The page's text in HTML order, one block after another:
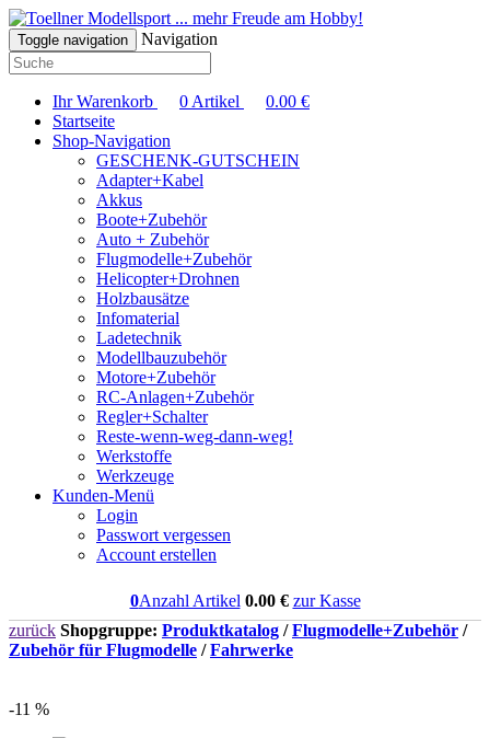
... mehr Freude am Hobby!
Toggle navigation Navigation
Ihr Warenkorb 0 Artikel 0.00 €
Startseite
Shop-Navigation
GESCHENK-GUTSCHEIN
Adapter+Kabel
Akkus
Boote+Zubehör
Auto + Zubehör
Flugmodelle+Zubehör
Helicopter+Drohnen
Holzbausätze
Infomaterial
Ladetechnik
Modellbauzubehör
Motore+Zubehör
RC-Anlagen+Zubehör
Regler+Schalter
Reste-wenn-weg-dann-weg!
Werkstoffe
Werkzeuge
Kunden-Menü
Login
Passwort vergessen
Account erstellen
0Anzahl Artikel 0.00€ zur Kasse
zurück Shopgruppe: Produktkatalog /Flugmodelle+Zubehör /
Zubehör für Flugmodelle /Fahrwerke
-11 %